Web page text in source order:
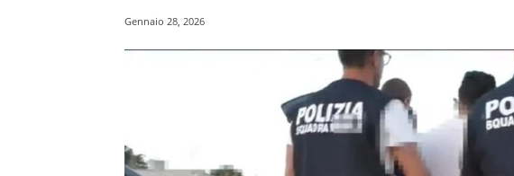
Gennaio 28, 2026